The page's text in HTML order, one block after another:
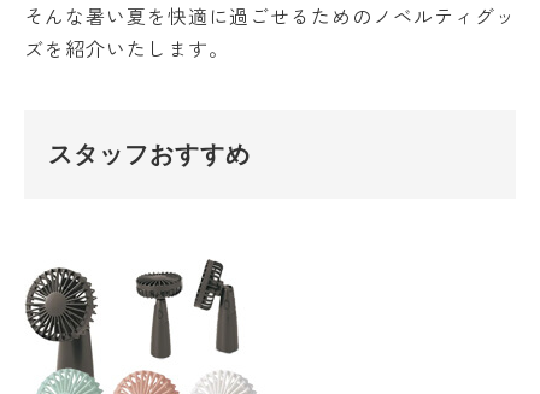
そんな暑い夏を快適に過ごせるためのノベルティグッ
ズを紹介いたします。
スタッフおすすめ